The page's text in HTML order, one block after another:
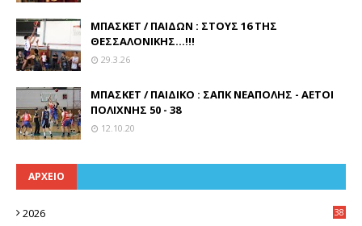
ΜΠΑΣΚΕΤ / ΠΑΙΔΩΝ : ΣΤΟΥΣ 16 ΤΗΣ
ΘΕΣΣΑΛΟΝΙΚΗΣ...!!!
29.3.26
ΜΠΑΣΚΕΤ / ΠΑΙΔΙΚΟ : ΣΑΠΚ ΝΕΑΠΟΛΗΣ - ΑΕΤΟΙ
ΠΟΛΙΧΝΗΣ 50 - 38
12.10.20
ΑΡΧΕΙΟ
2026 38